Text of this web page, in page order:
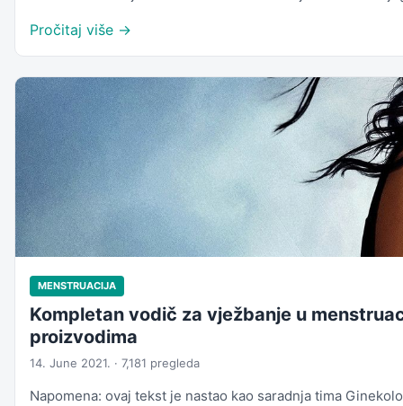
Pročitaj više →
MENSTRUACIJA
Kompletan vodič za vježbanje u
proizvodima
14. June 2021. · 7,181 pregleda
Napomena: ovaj tekst je nastao kao saradnja tima